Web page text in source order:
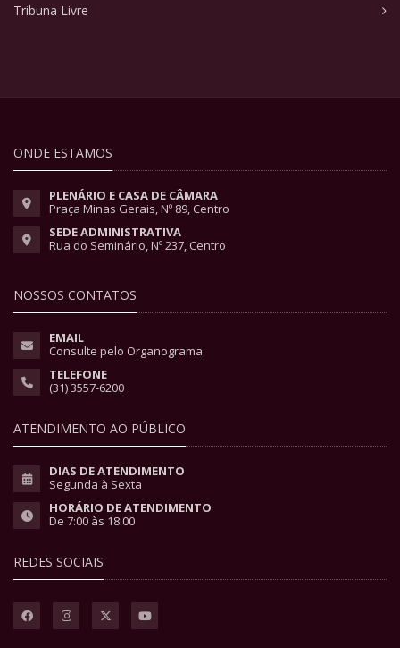
Tribuna Livre
ONDE ESTAMOS
PLENÁRIO E CASA DE CÂMARA
Praça Minas Gerais, Nº 89, Centro
SEDE ADMINISTRATIVA
Rua do Seminário, Nº 237, Centro
NOSSOS CONTATOS
EMAIL
Consulte pelo Organograma
TELEFONE
(31) 3557-6200
ATENDIMENTO AO PÚBLICO
DIAS DE ATENDIMENTO
Segunda à Sexta
HORÁRIO DE ATENDIMENTO
De 7:00 às 18:00
REDES SOCIAIS